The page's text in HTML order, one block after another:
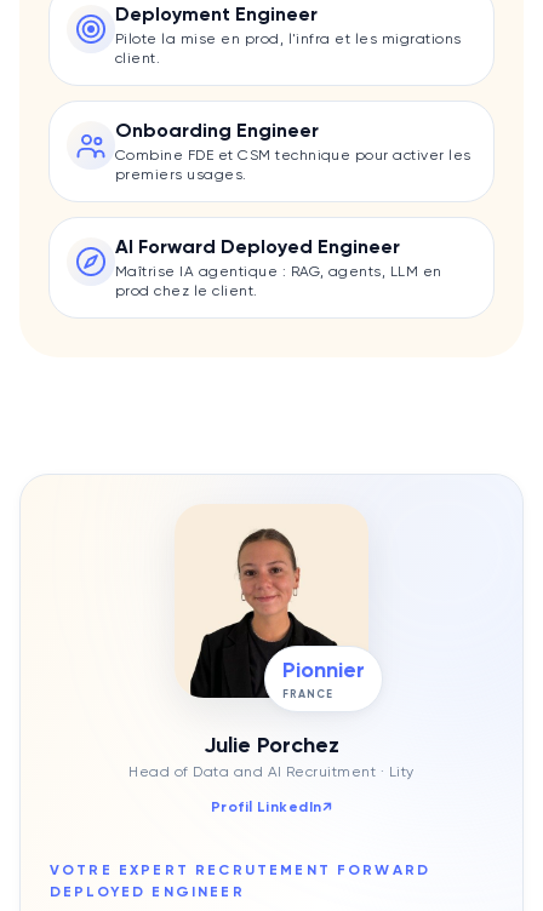
Deployment Engineer
Pilote la mise en prod, l'infra et les migrations
client.
Onboarding Engineer
Combine FDE et CSM technique pour activer les
premiers usages.
AI Forward Deployed Engineer
Maîtrise IA agentique : RAG, agents, LLM en
prod chez le client.
Pionnier
FRANCE
Julie Porchez
Head of Data and AI Recruitment · Lity
Profil LinkedIn↗
VOTRE EXPERT RECRUTEMENT FORWARD
DEPLOYED ENGINEER